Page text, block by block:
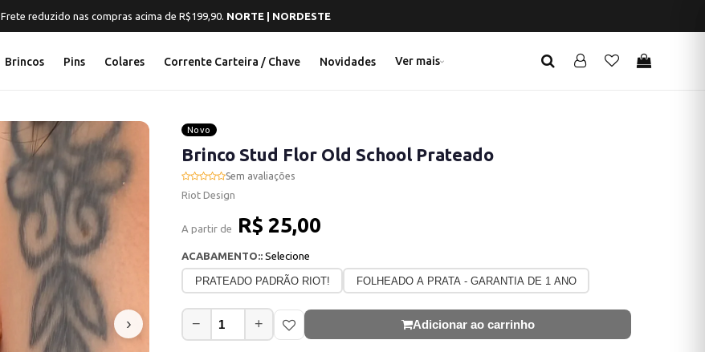
Frete reduzido nas compras acima de R$199,90. NORTE | NORDESTE
Brincos Pins Colares Corrente Carteira / Chave Novidades Ver mais
›
Novo
Brinco Stud Flor Old School Prateado
Sem avaliações
Riot Design
A partir de R$ 25,00
ACABAMENTO:: Selecione
PRATEADO PADRÃO RIOT! FOLHEADO A PRATA - GARANTIA DE 1 ANO
− + Adicionar ao carrinho